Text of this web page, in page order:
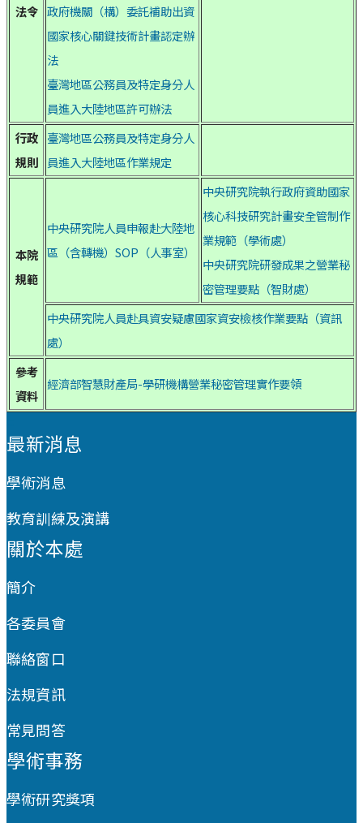
法令 政府機關（構）委託補助出資
國家核心關鍵技術計畫認定辦
法
臺灣地區公務員及特定身分人
員進入大陸地區許可辦法
行政
規則
臺灣地區公務員及特定身分人
員進入大陸地區作業規定
本院
規範
中央研究院人員申報赴大陸地
區（含轉機）SOP（人事室）
中央研究院執行政府資助國家
核心科技研究計畫安全管制作
業規範（學術處）
中央研究院研發成果之營業秘
密管理要點（智財處）
中央研究院人員赴具資安疑慮國家資安檢核作業要點（資訊
處）
參考
資料
經濟部智慧財產局-學研機構營業秘密管理實作要領
最新消息
學術消息
教育訓練及演講
關於本處
簡介
各委員會
聯絡窗口
法規資訊
常見問答
學術事務
學術研究獎項